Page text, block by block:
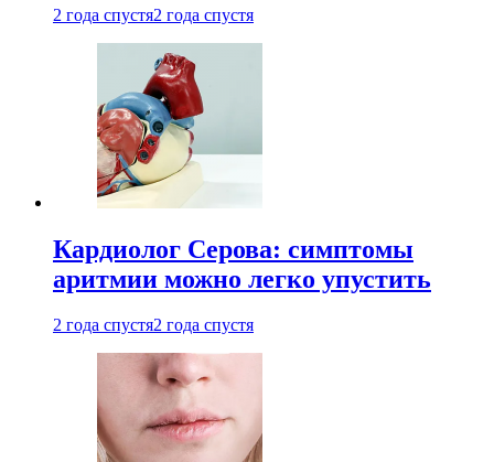
2 года спустя2 года спустя
Кардиолог Серова: симптомы
аритмии можно легко упустить
2 года спустя2 года спустя